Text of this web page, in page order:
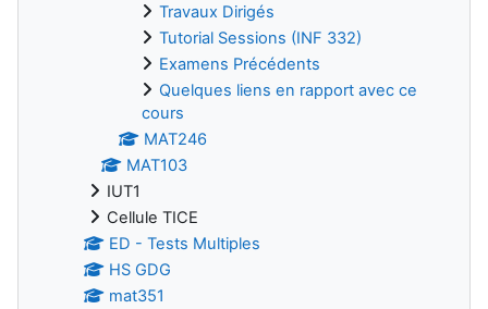
Travaux Dirigés
Tutorial Sessions (INF 332)
Examens Précédents
Quelques liens en rapport avec ce
cours
MAT246
MAT103
IUT1
Cellule TICE
ED - Tests Multiples
HS GDG
mat351